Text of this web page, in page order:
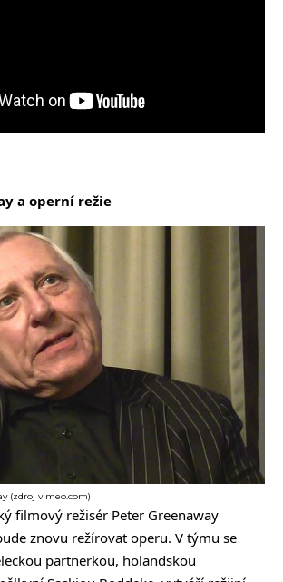
a operní režie
(zdroj vimeo.com)
filmový režisér Peter Greenaway
znovu režírovat operu. V týmu se
partnerkou, holandskou